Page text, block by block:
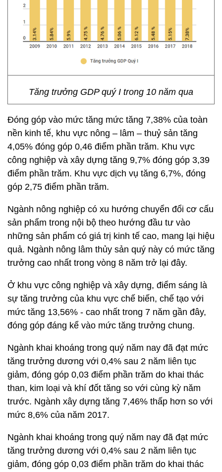
Tăng trưởng GDP quý I trong 10 năm qua
Đóng góp vào mức tăng mức tăng 7,38% của toàn
nền kinh tế, khu vực nông – lâm – thuỷ sản tăng
4,05% đóng góp 0,46 điểm phần trăm. Khu vực
công nghiệp và xây dựng tăng 9,7% đóng góp 3,39
điểm phần trăm. Khu vực dịch vụ tăng 6,7%, đóng
góp 2,75 điểm phần trăm.
Ngành nông nghiệp có xu hướng chuyển đổi cơ cấu
sản phẩm trong nội bộ theo hướng đầu tư vào
những sản phẩm có giá trị kinh tế cao, mang lại hiệu
quả. Ngành nông lâm thủy sản quý này có mức tăng
trưởng cao nhất trong vòng 8 năm trở lại đây.
Ở khu vực công nghiệp và xây dựng, điểm sáng là
sự tăng trưởng của khu vực chế biến, chế tạo với
mức tăng 13,56% - cao nhất trong 7 năm gần đây,
đóng góp đáng kể vào mức tăng trưởng chung.
Ngành khai khoáng trong quý năm nay đã đạt mức
tăng trưởng dương với 0,4% sau 2 năm liên tục
giảm, đóng góp 0,03 điểm phần trăm do khai thác
than, kim loại và khí đốt tăng so với cùng kỳ năm
trước. Ngành xây dựng tăng 7,46% thấp hơn so với
mức 8,6% của năm 2017.
Ngành khai khoáng trong quý năm nay đã đạt mức
tăng trưởng dương với 0,4% sau 2 năm liên tục
giảm, đóng góp 0,03 điểm phần trăm do khai thác